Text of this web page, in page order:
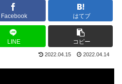
Facebook はてブ
LINE コピー
2022.04.15 2022.04.14